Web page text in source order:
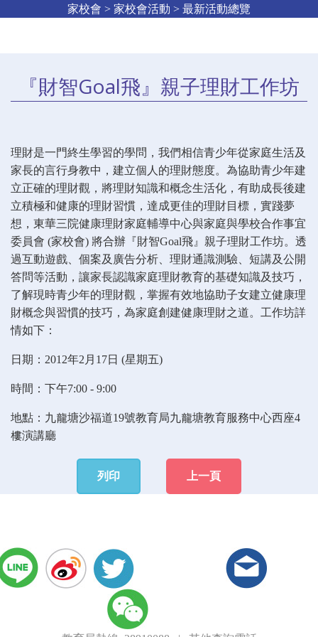
家校會 > 家校會活動 > 最新活動總覽
『財智Goal飛』親子理財工作坊
理財是一門終生學習的學問，我們相信青少年從家庭生活及
家長的言行身教中，建立個人的理財態度。為協助青少年建
立正確的理財觀，將理財知識和概念生活化，有助成長後建
立積極和健康的理財習慣，達成更佳的理財目標，實踐夢
想，東華三院健康理財家庭輔導中心與家庭與學校合作事宜
委員會 (家校會) 將合辦『財智Goal飛』親子理財工作坊。透
過互動遊戲、個案及廣告分析、理財通識測驗、短講及公開
答問等活動，讓家長認識家庭理財教育的基礎知識及技巧，
了解現時青少年的理財觀，掌握有效地協助子女建立健康理
財概念與習慣的技巧，為家庭創建健康理財之道。工作坊詳
情如下：
日期：2012年2月17日 (星期五)
時間：下午7:00 - 9:00
地點：九龍塘沙福道19號教育局九龍塘教育服務中心西座4
樓演講廳
列印 上一頁